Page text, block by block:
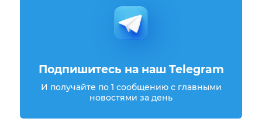
Подпишитесь на наш Telegram
И получайте по 1 сообщению с главными
новостями за день